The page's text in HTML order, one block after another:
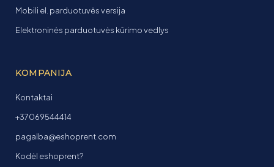
Mobili el. parduotuvės versija
Elektroninės parduotuvės kūrimo vedlys
KOMPANIJA
Kontaktai
+37069544414
pagalba@eshoprent.com
Kodėl eshoprent?